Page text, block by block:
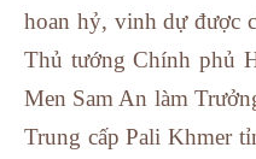
hoan hỷ, vinh dự được
Thủ tướng Chính phủ
Men Sam An làm
Trung cấp Pali Khmer